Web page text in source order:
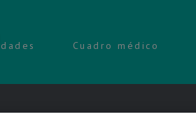
Cuadro médico